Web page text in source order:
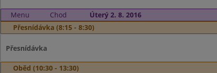
Menu Chod
Úterý 2. 8. 2016
Přesnídávka (8:15 - 8:30)
Přesnídávka
Oběd (10:30 - 13:30)